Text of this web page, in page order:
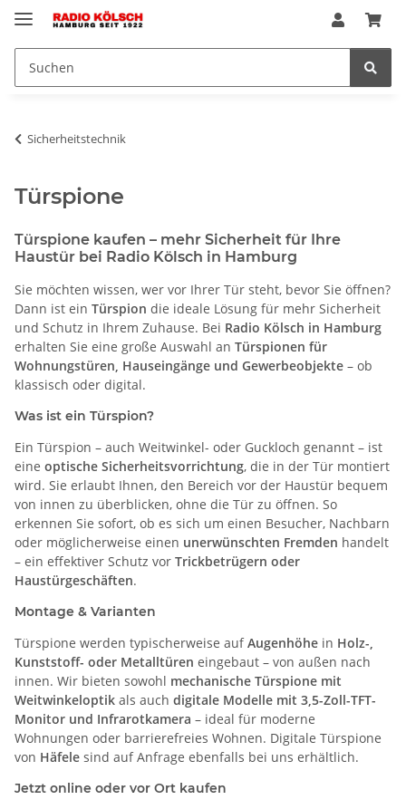
Sicherheitstechnik
Türspione
Türspione kaufen – mehr Sicherheit für Ihre
Haustür bei Radio Kölsch in Hamburg
Sie möchten wissen, wer vor Ihrer Tür steht, bevor Sie öffnen?
Dann ist ein Türspion die ideale Lösung für mehr Sicherheit
und Schutz in Ihrem Zuhause. Bei Radio Kölsch in Hamburg
erhalten Sie eine große Auswahl an Türspionen für
Wohnungstüren, Hauseingänge und Gewerbeobjekte – ob
klassisch oder digital.
Was ist ein Türspion?
Ein Türspion – auch Weitwinkel- oder Guckloch genannt – ist
eine optische Sicherheitsvorrichtung, die in der Tür montiert
wird. Sie erlaubt Ihnen, den Bereich vor der Haustür bequem
von innen zu überblicken, ohne die Tür zu öffnen. So
erkennen Sie sofort, ob es sich um einen Besucher, Nachbarn
oder möglicherweise einen unerwünschten Fremden handelt
– ein effektiver Schutz vor Trickbetrügern oder
Haustürgeschäften.
Montage & Varianten
Türspione werden typischerweise aufAugenhöhe in Holz-,
Kunststoff- oder Metalltüren eingebaut – von außen nach
innen. Wir bieten sowohl mechanische Türspione mit
Weitwinkeloptik als auch digitale Modelle mit 3,5-Zoll-TFT-
Monitor und Infrarotkamera – ideal für moderne
Wohnungen oder barrierefreies Wohnen. Digitale Türspione
von Häfele sind auf Anfrage ebenfalls bei uns erhältlich.
Jetzt online oder vor Ort kaufen